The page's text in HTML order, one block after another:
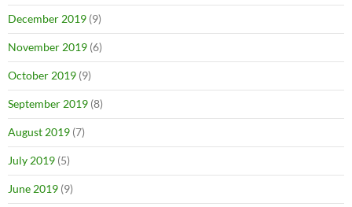
December 2019 (9)
November 2019 (6)
October 2019 (9)
September 2019 (8)
August 2019 (7)
July 2019 (5)
June 2019 (9)